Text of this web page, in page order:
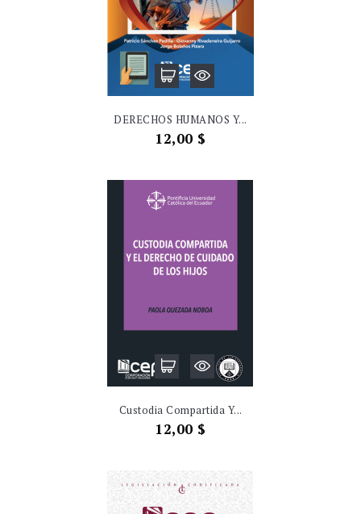
DERECHOS HUMANOS Y...
Precio
12,00 $
Custodia Compartida Y...
Precio
12,00 $